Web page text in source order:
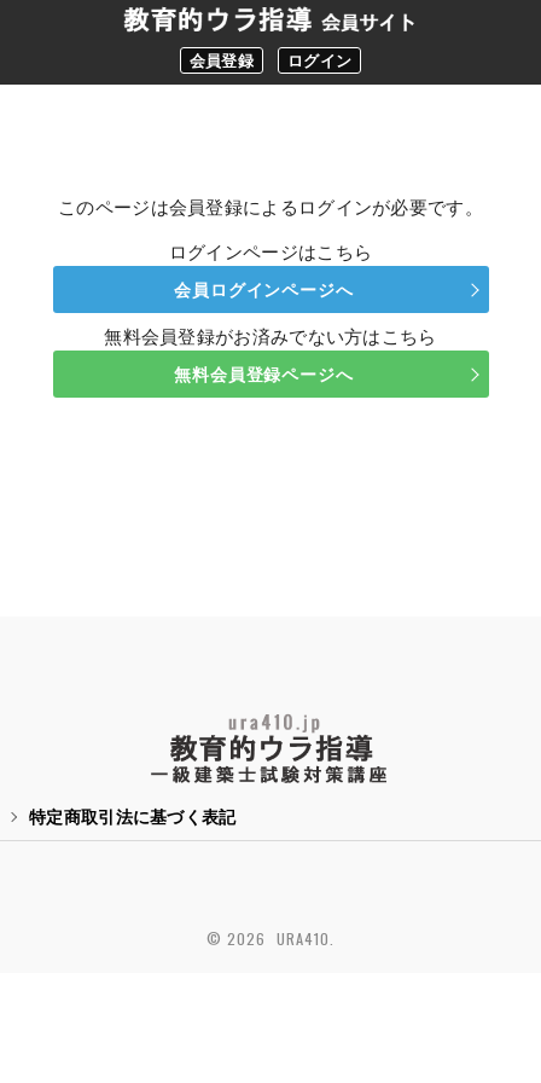
会員登録 ログイン
このページは会員登録によるログインが必要です。
ログインページはこちら
会員ログインページへ
無料会員登録がお済みでない方はこちら
無料会員登録ページへ
特定商取引法に基づく表記
© 2026 URA410.